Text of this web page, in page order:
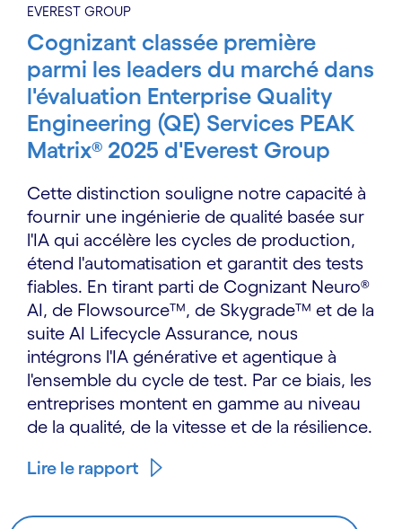
EVEREST GROUP
Cognizant classée première
parmi les leaders du marché dans
l'évaluation Enterprise Quality
Engineering (QE) Services PEAK
Matrix® 2025 d'Everest Group
Cette distinction souligne notre capacité à
fournir une ingénierie de qualité basée sur
l'IA qui accélère les cycles de production,
étend l'automatisation et garantit des tests
fiables. En tirant parti de Cognizant Neuro®
AI, de Flowsource™, de Skygrade™ et de la
suite AI Lifecycle Assurance, nous
intégrons l'IA générative et agentique à
l'ensemble du cycle de test. Par ce biais, les
entreprises montent en gamme au niveau
de la qualité, de la vitesse et de la résilience.
Lire le rapport